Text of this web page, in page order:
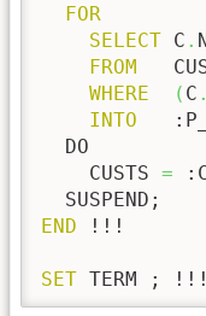
FOR
SELECT C .
FROM
WHERE
( C .
INTO
  DO
    CUSTS
=
END !!!
SET TERM ; !!!